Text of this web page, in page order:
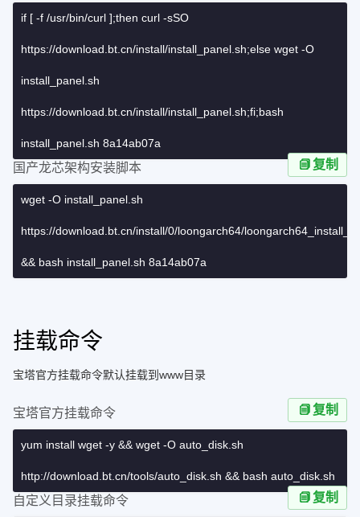
if [ -f /usr/bin/curl ];then curl -sSO
https://download.bt.cn/install/install_panel.sh;else wget -O
install_panel.sh
https://download.bt.cn/install/install_panel.sh;fi;bash
install_panel.sh 8a14ab07a
国产龙芯架构安装脚本
wget -O install_panel.sh
https://download.bt.cn/install/0/loongarch64/
&& bash install_panel.sh 8a14ab07a
复制
挂载命令
宝塔官方挂载命令默认挂载到www目录
宝塔官方挂载命令
yum install wget -y && wget -O auto_disk.sh
http://download.bt.cn/tools/auto_disk.sh && bash auto_disk.sh
复制
自定义目录挂载命令 复制